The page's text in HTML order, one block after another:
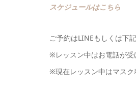
スケジュールはこちら
ご予約はLINEもしくは下
※レッスン中はお電話が受
※現在レッスン中はマスク